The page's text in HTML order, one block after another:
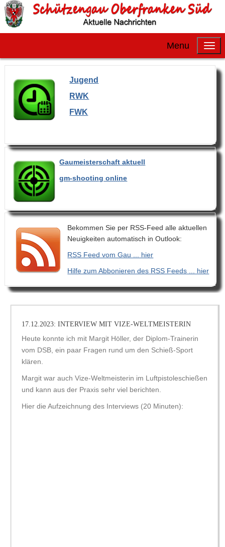
Menu
Jugend
RWK
FWK
Gaumeisterschaft aktuell
gm-shooting online
Bekommen Sie per RSS-Feed alle aktuellen
Neuigkeiten automatisch in Outlook:
RSS Feed vom Gau ... hier
Hilfe zum Abbonieren des RSS Feeds ... hier
17.12.2023: INTERVIEW MIT VIZE-WELTMEISTERIN
Heute konnte ich mit Margit Höller, der Diplom-Trainerin
vom DSB, ein paar Fragen rund um den Schieß-Sport
klären.
Margit war auch Vize-Weltmeisterin im Luftpistoleschießen
und kann aus der Praxis sehr viel berichten.
Hier die Aufzeichnung des Interviews (20 Minuten):